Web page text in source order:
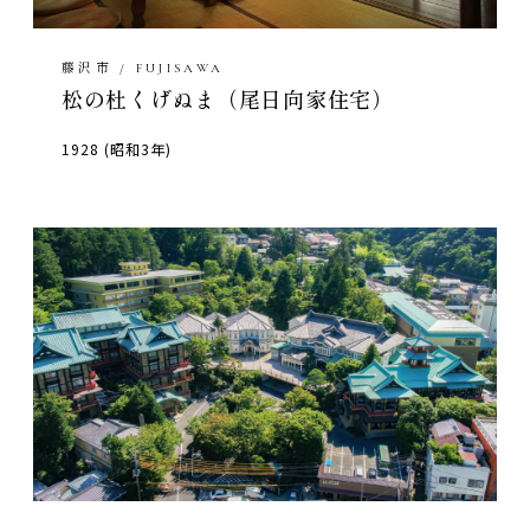
藤沢市 / FUJISAWA
松の杜くげぬま（尾日向家住宅）
1928 (昭和3年)